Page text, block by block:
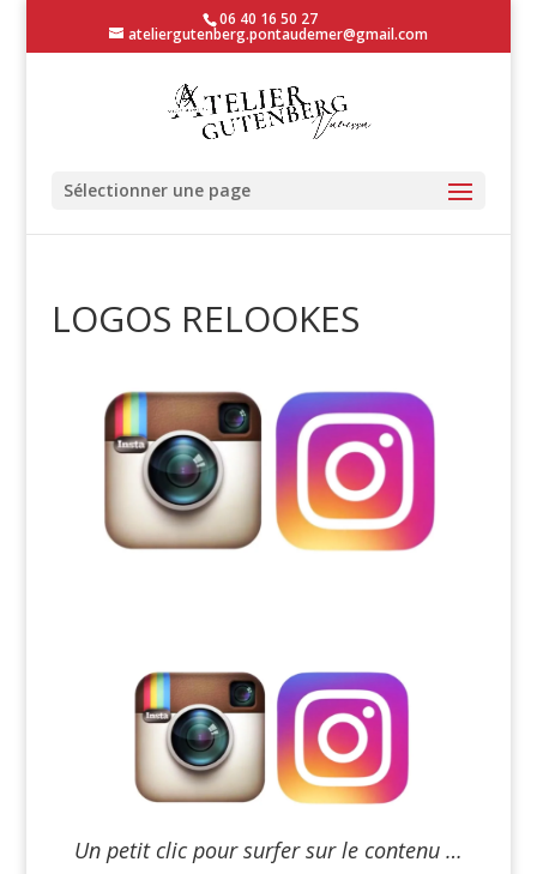
06 40 16 50 27
ateliergutenberg.pontaudemer@gmail.com
Sélectionner une page
LOGOS RELOOKES
Un petit clic pour surfer sur le contenu …